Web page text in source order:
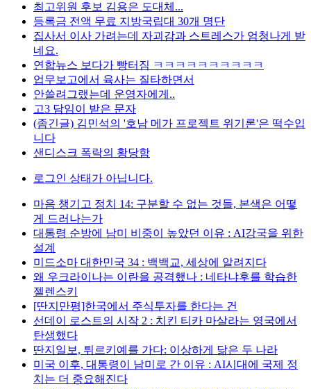
최고위원 후보 김용은 도대체...
등록금 전액 무료 지방국립대 30개 명단
집사서 이사 가려는데 자괴감과 스트레스가 엄청나게 받
네요.
연합뉴스 보다가 빵터짐 ㅋㅋㅋㅋㅋㅋㅋㅋㅋㅋ
업무보고에서 육사는 질타하면서
안쓸려그랬는데 운영자에게..
고3 담임이 받은 문자
(좀긴글) 김민석의 '호남 메가 프로젝트 위기론'은 떡수입
니다
샌디스크 폭락의 황당함
로그인 상태가 아닙니다.
마음 챙기고 정치 14: 구분할 수 없는 것들, 본색은 어떻
게 드러나는가
대통령 순방에 남미 비중이 높았던 이유 : AI강국을 위한
설계
미드소마 대한민국 34 : 백백교, 세상에 알려지다
왜 우크라이나는 이란을 공격했나 : 네타냐후를 학습한
젤렌스키
[딴지만평]한국에서 주식투자를 한다는 건
선데이 로스트의 시작 2 : 치킨 티카 마살라는 영국에서
탄생했다
딴지일보, 튀르키예를 가다: 이상하게 닮은 두 나라
미국 이후, 대통령이 남미로 간 이유 : AI시대에 국제 정
치는 더 중요해진다